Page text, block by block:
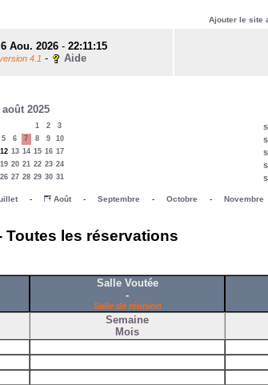
Ajouter le site
Aou. 2026 - 22:11:15
4.1 - Aide
août 2025
1 2 3
5 6 7 8 9 10
12 13 14 15 16 17
19 20 21 22 23 24
26 27 28 29 30 31
- Août - Septembre - Octobre - Novembre
Toutes les réservations
Salle Voutée
-
Salle de réunion
Semaine
Mois